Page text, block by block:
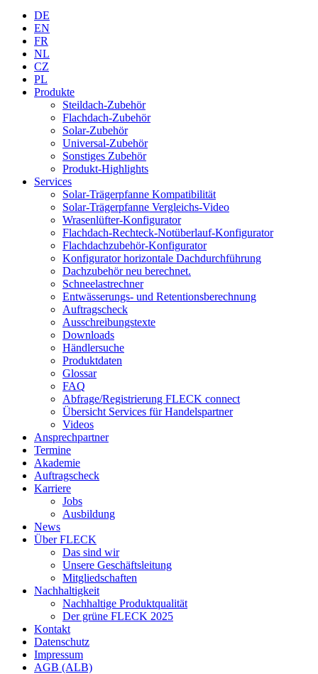
DE
EN
FR
NL
CZ
PL
Produkte
Steildach-Zubehör
Flachdach-Zubehör
Solar-Zubehör
Universal-Zubehör
Sonstiges Zubehör
Produkt-Highlights
Services
Solar-Trägerpfanne Kompatibilität
Solar-Trägerpfanne Vergleichs-Video
Wrasenlüfter-Konfigurator
Flachdach-Rechteck-Notüberlauf-Konfigurator
Flachdachzubehör-Konfigurator
Konfigurator horizontale Dachdurchführung
Dachzubehör neu berechnet.
Schneelastrechner
Entwässerungs- und Retentionsberechnung
Auftragscheck
Ausschreibungstexte
Downloads
Händlersuche
Produktdaten
Glossar
FAQ
Abfrage/Registrierung FLECK connect
Übersicht Services für Handelspartner
Videos
Ansprechpartner
Termine
Akademie
Auftragscheck
Karriere
Jobs
Ausbildung
News
Über FLECK
Das sind wir
Unsere Geschäftsleitung
Mitgliedschaften
Nachhaltigkeit
Nachhaltige Produktqualität
Der grüne FLECK 2025
Kontakt
Datenschutz
Impressum
AGB (ALB)